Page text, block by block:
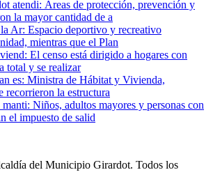
atendi: Áreas de protección, prevención y
la mayor cantidad de a
Ar: Espacio deportivo y recreativo
mientras que el Plan
: El censo está dirigido a hogares con
total y se realizar
es: Ministra de Hábitat y Vivienda,
recorrieron la estructura
manti: Niños, adultos mayores y personas con
el impuesto de salid
del Municipio Girardot. Todos los